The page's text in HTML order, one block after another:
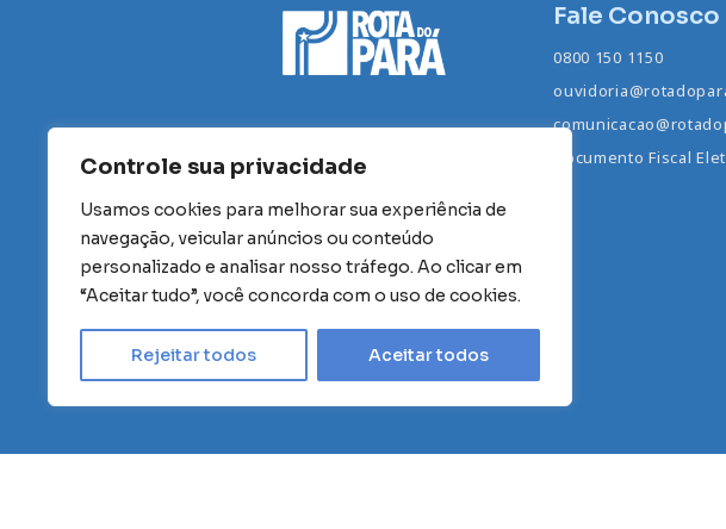
Controle sua privacidade
Usamos cookies para melhorar sua experiência de
navegação, veicular anúncios ou conteúdo
personalizado e analisar nosso tráfego. Ao clicar em
“Aceitar tudo”, você concorda com o uso de cookies.
Rejeitar todos Aceitar todos
Fale Conosco
0800 150 1150
Documento Fiscal